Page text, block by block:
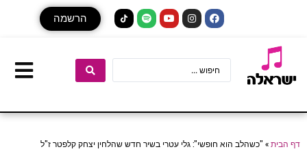
הרשמה
דף הבית» "כשהלב הוא חופשי": גלי עטרי בשיר חדש שהלחין יצחק קלפטר ז"ל